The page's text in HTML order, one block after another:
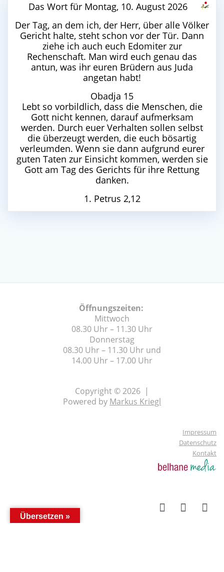
Das Wort für Montag, 10. August 2026
Der Tag, an dem ich, der Herr, über alle Völker
Gericht halte, steht schon vor der Tür. Dann
ziehe ich auch euch Edomiter zur
Rechenschaft. Man wird euch genau das
antun, was ihr euren Brüdern aus Juda
angetan habt!
Obadja 15
Lebt so vorbildlich, dass die Menschen, die
Gott nicht kennen, darauf aufmerksam
werden. Durch euer Verhalten sollen selbst
die überzeugt werden, die euch bösartig
verleumden. Wenn sie dann aufgrund eurer
guten Taten zur Einsicht kommen, werden sie
Gott am Tag des Gerichts für ihre Rettung
danken.
1. Petrus 2,12
Öffnungszeiten:
Mittwoch
08.30 Uhr – 11.30 Uhr
Donnerstag
08.30 Uhr – 11.30 Uhr und
14.00 Uhr – 17.00 Uhr
Copyright © 2026 |
Powered by Markus Kriegl
Impressum
Datenschutz
Kontakt
Übersetzen »